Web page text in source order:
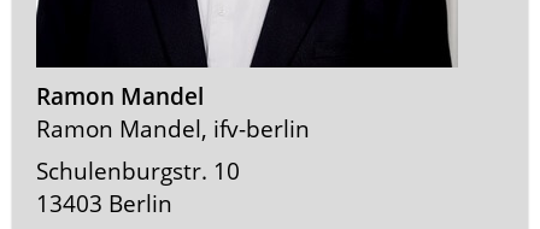
Ramon Mandel
Ramon Mandel, ifv-berlin
Schulenburgstr. 10
13403 Berlin